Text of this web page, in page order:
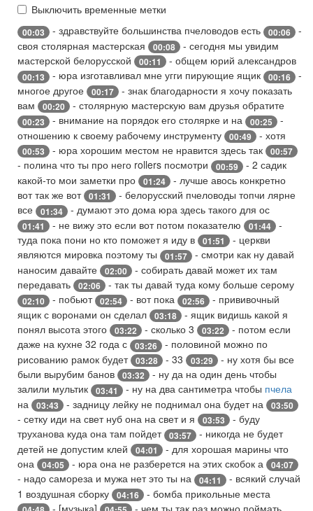
Выключить временные метки
00:03 - здравствуйте большинства пчеловодов есть 00:06
-
своя столярная мастерская
00:08
- сегодня мы увидим
мастерской белорусской
00:11 - общем юрий александров
00:13 - юра изготавливал мне угги пирующие ящик 00:16
-
многое другое
00:17
- знак благодарности я хочу показать
вам
00:20 - столярную мастерскую вам друзья обратите
00:23 - внимание на порядок его столярке и на 00:25
-
отношению к своему рабочему инструменту
00:49 - хотя
00:53 - юра хорошим местом не нравится здесь так 00:57
- полина что ты про него rollers посмотри 00:59
- 2 садик
какой-то мои заметки про
01:24
- лучше авось конкретно
вот так же вот 01:31
- белорусский пчеловоды топчи лярне
все
01:34 - думают это дома юра здесь такого для ос
01:41 - не вижу это если вот потом показателю 01:44
-
туда пока пони но кто поможет я иду в
01:51
- церкви
являются мировка поэтому ты
01:57
- смотри как ну давай
наносим давайте
02:00
- собирать давай может их там
передавать
02:06 - так ты давай туда кому больше серому
02:10 - побьют 02:54 - вот пока 02:56
- прививочный
ящик с воронами он сделал
03:18
- ящик видишь какой я
понял высота этого
03:22 - сколько 3 03:22
- потом если
даже на кухне 32 года с
03:26
- половиной можно по
рисованию рамок будет 03:28 - 33 03:29
- ну хотя бы все
были вырубим банов
03:32
- ну да на один день чтобы
залили мультик
03:41 - ну на два сантиметра чтобы пчела
на
03:43 - задницу лейку не поднимал она будет на 03:50
- сетку иди на свет нуб она на свет и я 03:53
- буду
труханова куда она там пойдет 03:57
- никогда не будет
детей не допустим клей
04:01
- для хорошая марины что
она
04:05 - юра она не разберется на этих скобок а 04:07
- надо самореза и мужа нет это ты на 04:11
- всякий случай
1 воздушная сборку
04:16 - бомба прикольные места
- [музыка]
- чем ты так раз можно поймать